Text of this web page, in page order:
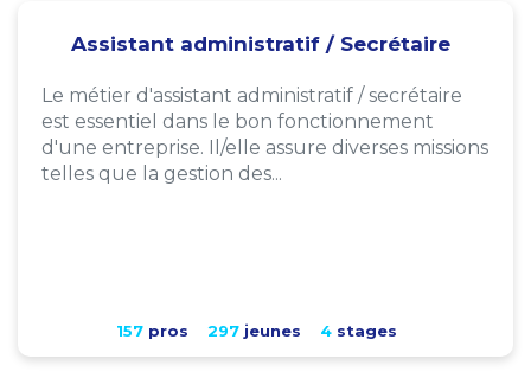
Assistant administratif / Secrétaire
Le métier d'assistant administratif / secrétaire
est essentiel dans le bon fonctionnement
d'une entreprise. Il/elle assure diverses missions
telles que la gestion des...
157pros 297jeunes 4stages